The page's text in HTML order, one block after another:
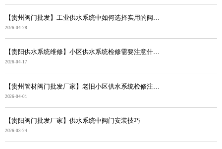
2026-04-28
【贵阳供水系统维修】小区供水系统检修需要注意什么？
2026-04-17
2026-04-01
【贵阳阀门批发厂家】供水系统中阀门安装技巧
2026-03-24